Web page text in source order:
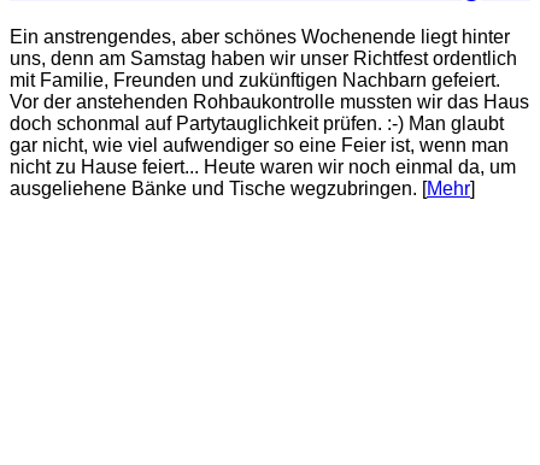
Ein anstrengendes, aber schönes Wochenende liegt hinter
uns, denn am Samstag haben wir unser Richtfest ordentlich
mit Familie, Freunden und zukünftigen Nachbarn gefeiert.
Vor der anstehenden Rohbaukontrolle mussten wir das Haus
doch schonmal auf Partytauglichkeit prüfen. :-) Man glaubt
gar nicht, wie viel aufwendiger so eine Feier ist, wenn man
nicht zu Hause feiert... Heute waren wir noch einmal da, um
ausgeliehene Bänke und Tische wegzubringen. [Mehr]